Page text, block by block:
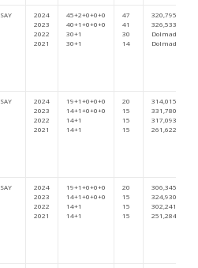
SAY
2024
2023
2022
2021
45+2+0+0+0
40+1+0+0+0
30+1
30+1
47
41
30
14
320,79528
326,53381
Dolmadı
Dolmadı
SAY
2024
2023
2022
2021
19+1+0+0+0
14+1+0+0+0
14+1
14+1
20
15
15
15
314,015
331,78092
317,09374
261,62298
SAY
2024
2023
2022
2021
19+1+0+0+0
14+1+0+0+0
14+1
14+1
20
15
15
15
306,34527
324,93001
302,24138
251,28431